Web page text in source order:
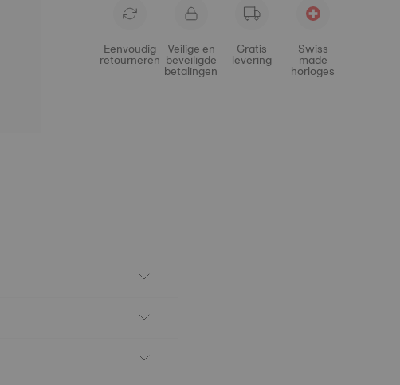
Eenvoudig
retourneren
Veilige en
beveiligde
betalingen
Gratis
levering
Swiss
made
horloges